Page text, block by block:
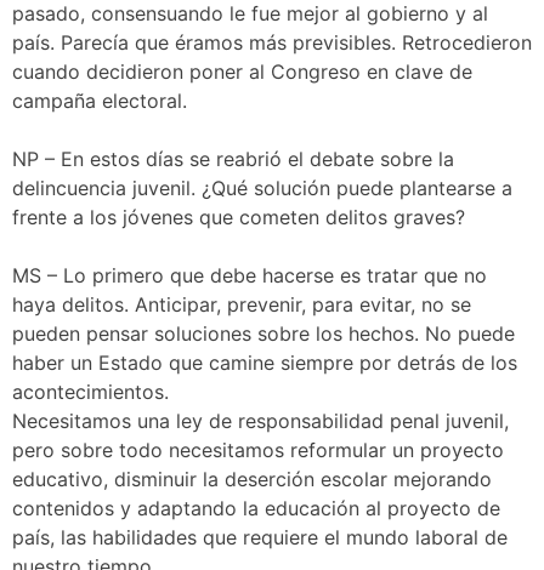
pasado, consensuando le fue mejor al gobierno y al
país. Parecía que éramos más previsibles. Retrocedieron
cuando decidieron poner al Congreso en clave de
campaña electoral.
NP – En estos días se reabrió el debate sobre la
delincuencia juvenil. ¿Qué solución puede plantearse a
frente a los jóvenes que cometen delitos graves?
MS – Lo primero que debe hacerse es tratar que no
haya delitos. Anticipar, prevenir, para evitar, no se
pueden pensar soluciones sobre los hechos. No puede
haber un Estado que camine siempre por detrás de los
acontecimientos.
Necesitamos una ley de responsabilidad penal juvenil,
pero sobre todo necesitamos reformular un proyecto
educativo, disminuir la deserción escolar mejorando
contenidos y adaptando la educación al proyecto de
país, las habilidades que requiere el mundo laboral de